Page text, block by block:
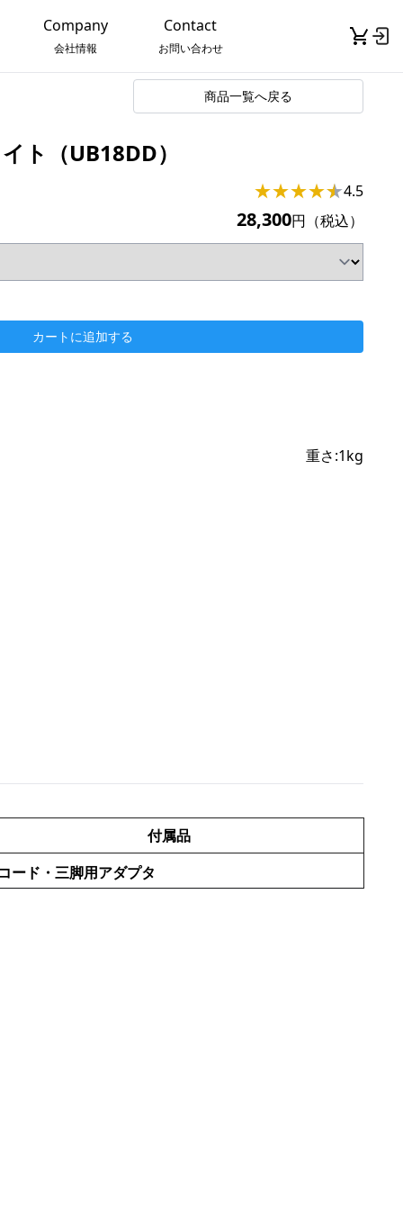
Company
会社情報
Contact
お問い合わせ
商品一覧へ戻る
ト（UB18DD）
★★★★★
★4.5
28,300円（税込）
カートに追加する
重さ:1kg
付属品
ード・三脚用アダプタ